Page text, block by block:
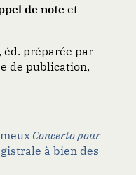
de noteet
éd. préparée par
de publication,
Concerto pour
à bien des